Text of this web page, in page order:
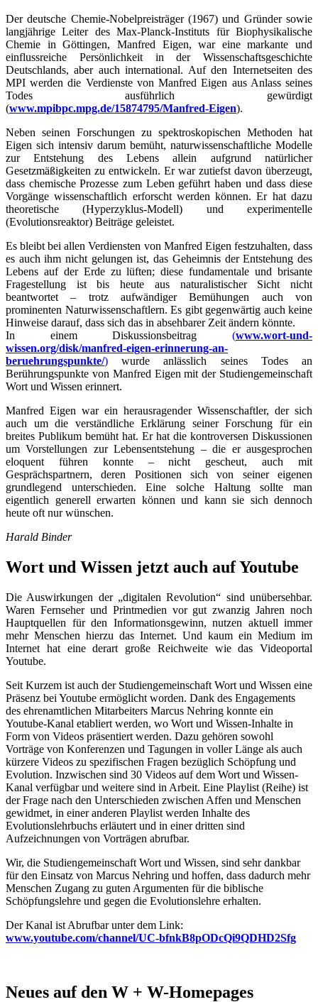
Der deutsche Chemie-Nobelpreisträger (1967) und Gründer sowie
langjährige Leiter des Max-Planck-Instituts für Biophysikalische
Chemie in Göttingen, Manfred Eigen, war eine markante und
einflussreiche Persönlichkeit in der Wissenschaftsgeschichte
Deutschlands, aber auch international. Auf den Internetseiten des
MPI werden die Verdienste von Manfred Eigen aus Anlass seines
Todes ausführlich gewürdigt
(www.mpibpc.mpg.de/15874795/Manfred-Eigen).
Neben seinen Forschungen zu spektroskopischen Methoden hat
Eigen sich intensiv darum bemüht, naturwissenschaftliche Modelle
zur Entstehung des Lebens allein aufgrund natürlicher
Gesetzmäßigkeiten zu entwickeln. Er war zutiefst davon überzeugt,
dass chemische Prozesse zum Leben geführt haben und dass diese
Vorgänge wissenschaftlich erforscht werden können. Er hat dazu
theoretische (Hyperzyklus-Modell) und experimentelle
(Evolutionsreaktor) Beiträge geleistet.
Es bleibt bei allen Verdiensten von Manfred Eigen festzuhalten, dass
es auch ihm nicht gelungen ist, das Geheimnis der Entstehung des
Lebens auf der Erde zu lüften; diese fundamentale und brisante
Fragestellung ist bis heute aus naturalistischer Sicht nicht
beantwortet – trotz aufwändiger Bemühungen auch von
prominenten Naturwissenschaftlern. Es gibt gegenwärtig auch keine
Hinweise darauf, dass sich das in absehbarer Zeit ändern könnte.
In einem Diskussionsbeitrag (www.wort-und-
wissen.org/disk/manfred-eigen-erinnerung-an-
beruehrungspunkte/) wurde anlässlich seines Todes an
Berührungspunkte von Manfred Eigen mit der Studiengemeinschaft
Wort und Wissen erinnert.
Manfred Eigen war ein herausragender Wissenschaftler, der sich
auch um die verständliche Erklärung seiner Forschung für ein
breites Publikum bemüht hat. Er hat die kontroversen Diskussionen
um Vorstellungen zur Lebensentstehung – die er ausgesprochen
eloquent führen konnte – nicht gescheut, auch mit
Gesprächspartnern, deren Positionen sich von seiner eigenen
grundlegend unterschieden. Eine solche Haltung sollte man
eigentlich generell erwarten können und kann sie sich dennoch
heute oft nur wünschen.
Harald Binder
Wort und Wissen jetzt auch auf Youtube
Die Auswirkungen der „digitalen Revolution“ sind unübersehbar.
Waren Fernseher und Printmedien vor gut zwanzig Jahren noch
Hauptquellen für den Informationsgewinn, nutzen aktuell immer
mehr Menschen hierzu das Internet. Und kaum ein Medium im
Internet hat eine derart große Reichweite wie das Videoportal
Youtube.
Seit Kurzem ist auch der Studiengemeinschaft Wort und Wissen eine
Präsenz bei Youtube ermöglicht worden. Dank des Engagements
des ehrenamtlichen Mitarbeiters Marcus Nehring konnte ein
Youtube-Kanal etabliert werden, wo Wort und Wissen-Inhalte in
Form von Videos präsentiert werden. Dazu gehören sowohl
Vorträge von Konferenzen und Tagungen in voller Länge als auch
kürzere Videos zu spezifischen Fragen bezüglich Schöpfung und
Evolution. Inzwischen sind 30 Videos auf dem Wort und Wissen-
Kanal verfügbar und weitere sind in Arbeit. Eine Playlist (Reihe) ist
der Frage nach den Unterschieden zwischen Affen und Menschen
gewidmet, in einer anderen Playlist werden Inhalte des
Evolutionslehrbuchs erläutert und in einer dritten sind
Aufzeichnungen von Vorträgen abrufbar.
Wir, die Studiengemeinschaft Wort und Wissen, sind sehr dankbar
für den Einsatz von Marcus Nehring und hoffen, dass dadurch mehr
Menschen Zugang zu guten Argumenten für die biblische
Schöpfungslehre und gegen die Evolutionslehre erhalten.
Der Kanal ist Abrufbar unter dem Link:
www.youtube.com/channel/UC-bfnkB8pODcQi9QDHD2Sfg
Neues auf den W + W-Homepages